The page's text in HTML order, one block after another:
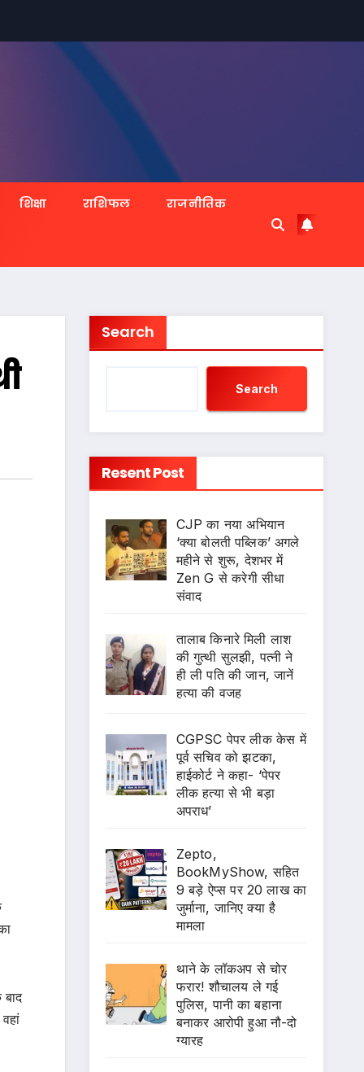
शिक्षा राशिफल राजनीतिक
Search
Search
Resent Post
CJP का नया अभियान
‘क्या बोलती पब्लिक’ अगले
महीने से शुरू, देशभर में
Zen G से करेगी सीधा
संवाद
तालाब किनारे मिली लाश
की गुत्थी सुलझी, पत्नी ने
ही ली पति की जान, जानें
हत्या की वजह
CGPSC पेपर लीक केस में
पूर्व सचिव को झटका,
हाईकोर्ट ने कहा- ‘पेपर
लीक हत्या से भी बड़ा
अपराध’
Zepto,
BookMyShow, सहित
9 बड़े ऐप्स पर 20 लाख का
जुर्माना, जानिए क्या है
मामला
थाने के लॉकअप से चोर
फरार! शौचालय ले गई
पुलिस, पानी का बहाना
बनाकर आरोपी हुआ नौ-दो
ग्यारह